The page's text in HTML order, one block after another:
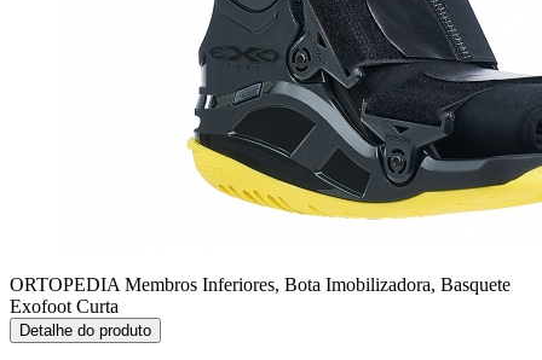
ORTOPEDIA Membros Inferiores, Bota Imobilizadora, Basquete
Exofoot Curta
Detalhe do produto